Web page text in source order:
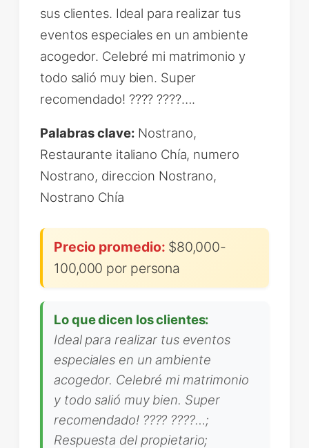
sus clientes. Ideal para realizar tus
eventos especiales en un ambiente
acogedor. Celebré mi matrimonio y
todo salió muy bien. Super
recomendado! ???? ????….
Palabras clave: Nostrano,
Restaurante italiano Chía, numero
Nostrano, direccion Nostrano,
Nostrano Chía
Precio promedio: $80,000-
100,000 por persona
Lo que dicen los clientes:
Ideal para realizar tus eventos
especiales en un ambiente
acogedor. Celebré mi matrimonio
y todo salió muy bien. Super
recomendado! ???? ????…;
Respuesta del propietario;